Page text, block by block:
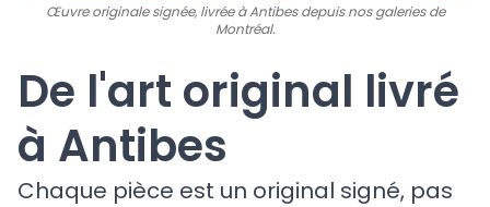
Œuvre originale signée, livrée à Antibes depuis nos galeries de
Montréal.
De l'art original livré
à Antibes
Chaque pièce est un original signé, pas